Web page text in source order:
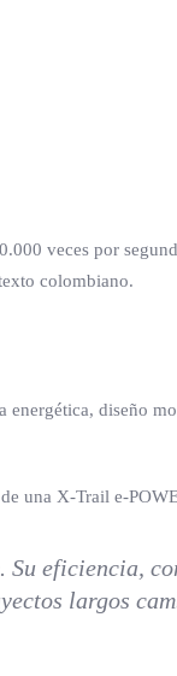
veces por
colombiano.
diseño
una X-Trail e-
Su eficiencia,
largos